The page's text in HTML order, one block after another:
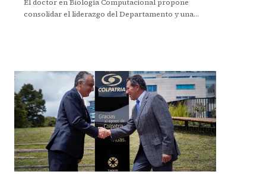
El doctor en Biología Computacional propone
consolidar el liderazgo del Departamento y una